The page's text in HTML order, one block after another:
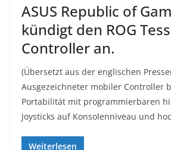
ASUS Republic of
kündigt den ROG
Controller an.
(Übersetzt aus der englischen
Ausgezeichneter mobiler Controller
Portabilität mit programmierbaren
Joysticks auf Konsolenniveau und
Weiterlesen